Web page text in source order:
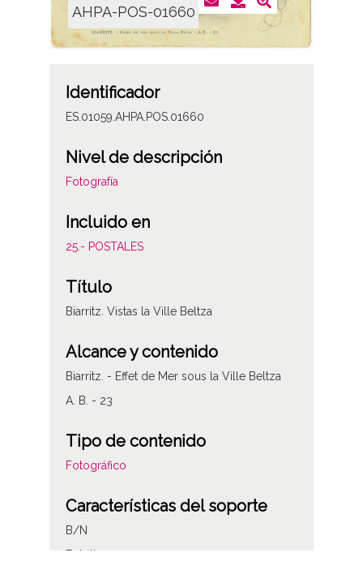
AHPA-POS-01660
Identificador
ES.01059.AHPA.POS.01660
Nivel de descripción
Fotografía
Incluido en
25.- POSTALES
Título
Biarritz. Vistas la Ville Beltza
Alcance y contenido
Biarritz. - Effet de Mer sous la Ville Beltza
A. B. - 23
Tipo de contenido
Fotográfico
Características del soporte
B/N
Fototipo